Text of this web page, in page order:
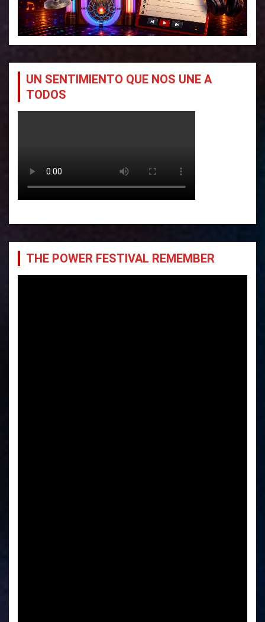
UN SENTIMIENTO QUE NOS UNE A
TODOS
THE POWER FESTIVAL REMEMBER